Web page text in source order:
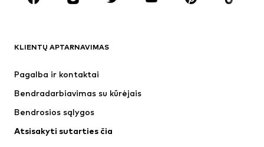
Naujienos
Marškinėliai ir palaidinės
Striukės
Megztiniai ir megzti drabužiai
Apatiniai
Paltai
KLIENTŲ APTARNAVIMAS
Pagalba ir kontaktai
Bendradarbiavimas su kūrėjais
Bendrosios sąlygos
Atsisakyti sutarties čia